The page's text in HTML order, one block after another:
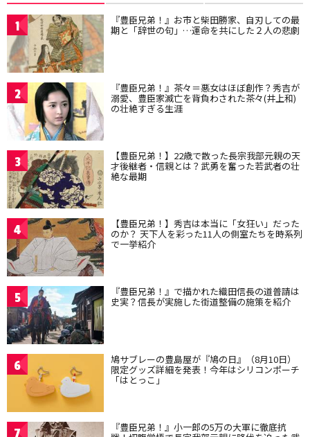
1 『豊臣兄弟！』お市と柴田勝家、自刃しての最
期と「辞世の句」…運命を共にした２人の悲劇
2 『豊臣兄弟！』茶々＝悪女はほぼ創作？秀吉が
溺愛、豊臣家滅亡を背負わされた茶々(井上和)
の壮絶すぎる生涯
3 【豊臣兄弟！】22歳で散った長宗我部元親の天
才後継者・信親とは？武勇を奮った若武者の壮
絶な最期
4 【豊臣兄弟！】秀吉は本当に「女狂い」だった
のか？ 天下人を彩った11人の側室たちを時系列
で一挙紹介
5 『豊臣兄弟！』で描かれた織田信長の道普請は
史実？信長が実施した街道整備の施策を紹介
6 鳩サブレーの豊島屋が『鳩の日』（8月10日）
限定グッズ詳細を発表！今年はシリコンポーチ
「はとっこ」
7 『豊臣兄弟！』小一郎の5万の大軍に徹底抗